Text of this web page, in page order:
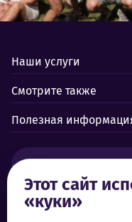
Этот сайт
«куки»
Наши услуги
Смотрите также
Полезная
Центр управления